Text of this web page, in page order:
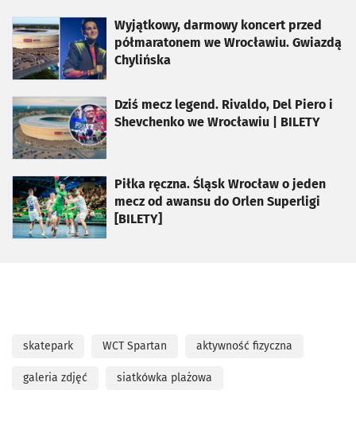
Wyjątkowy, darmowy koncert przed
półmaratonem we Wrocławiu. Gwiazdą
Chylińska
otworzy się w nowej karcie
Dziś mecz legend. Rivaldo, Del Piero i
Shevchenko we Wrocławiu | BILETY
otworzy się w nowej karcie
Piłka ręczna. Śląsk Wrocław o jeden
mecz od awansu do Orlen Superligi
[BILETY]
otworzy się w nowej karcie
skatepark WCT Spartan aktywność fizyczna
galeria zdjęć siatkówka plażowa